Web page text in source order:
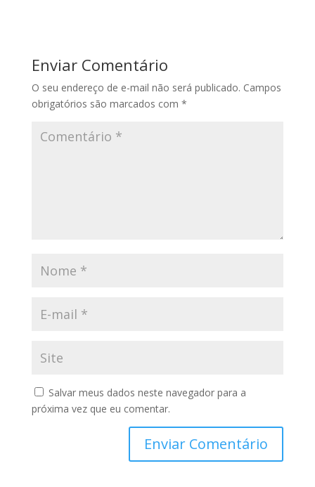
Enviar Comentário
O seu endereço de e-mail não será publicado. Campos
obrigatórios são marcados com *
Salvar meus dados neste navegador para a
próxima vez que eu comentar.